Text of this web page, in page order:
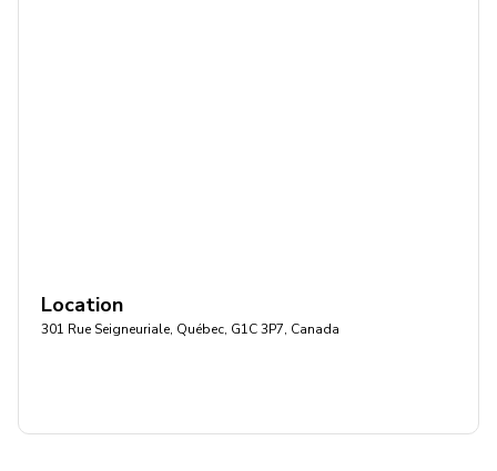
Location
301 Rue Seigneuriale, Québec, G1C 3P7, Canada